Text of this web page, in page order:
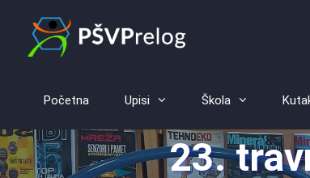
Početna Upisi Škola
23.